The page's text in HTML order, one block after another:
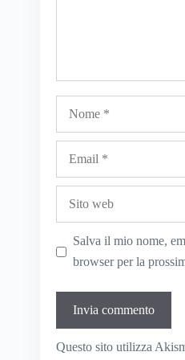
Salva il mio nome,
browser per la
Questo sito utilizza